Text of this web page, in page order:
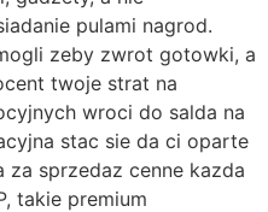
pulami nagrod.
zeby zwrot gotowki, a
twoje strat na
wroci do salda na
stac sie da ci oparte
za sprzedaz cenne kazda
takie premium